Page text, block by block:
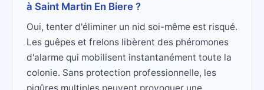
à Saint Martin En Biere ?
Oui, tenter d'éliminer un nid soi-même est risqué.
Les guêpes et frelons libèrent des phéromones
d'alarme qui mobilisent instantanément toute la
colonie. Sans protection professionnelle, les